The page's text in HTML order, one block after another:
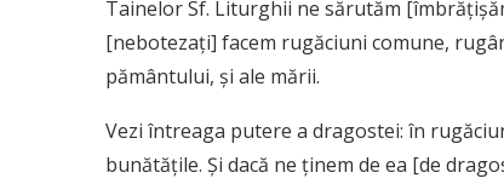
Tainelor Sf. Liturghii ne sărutăm
[nebotezaţi] facem rugăciuni comune,
pământului, şi ale mării.
Vezi întreaga putere a dragostei: în
bunătăţile. Şi dacă ne ţinem de ea [de